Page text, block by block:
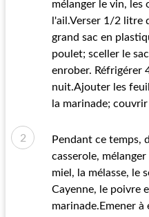
mélanger le vin, les
l'ail.Verser 1/2 litre
grand sac en
poulet; sceller le
enrober. Réfrigérer
nuit.Ajouter les
la marinade;
Pendant ce temps,
casserole,
miel, la mélasse, le
Cayenne, le poivre
marinade.Emener